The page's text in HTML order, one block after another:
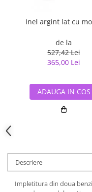
Inel argint lat cu
de la
527,42 Lei
365,00 Lei
ADAUGA IN COS
Descriere
Impletitura din doua